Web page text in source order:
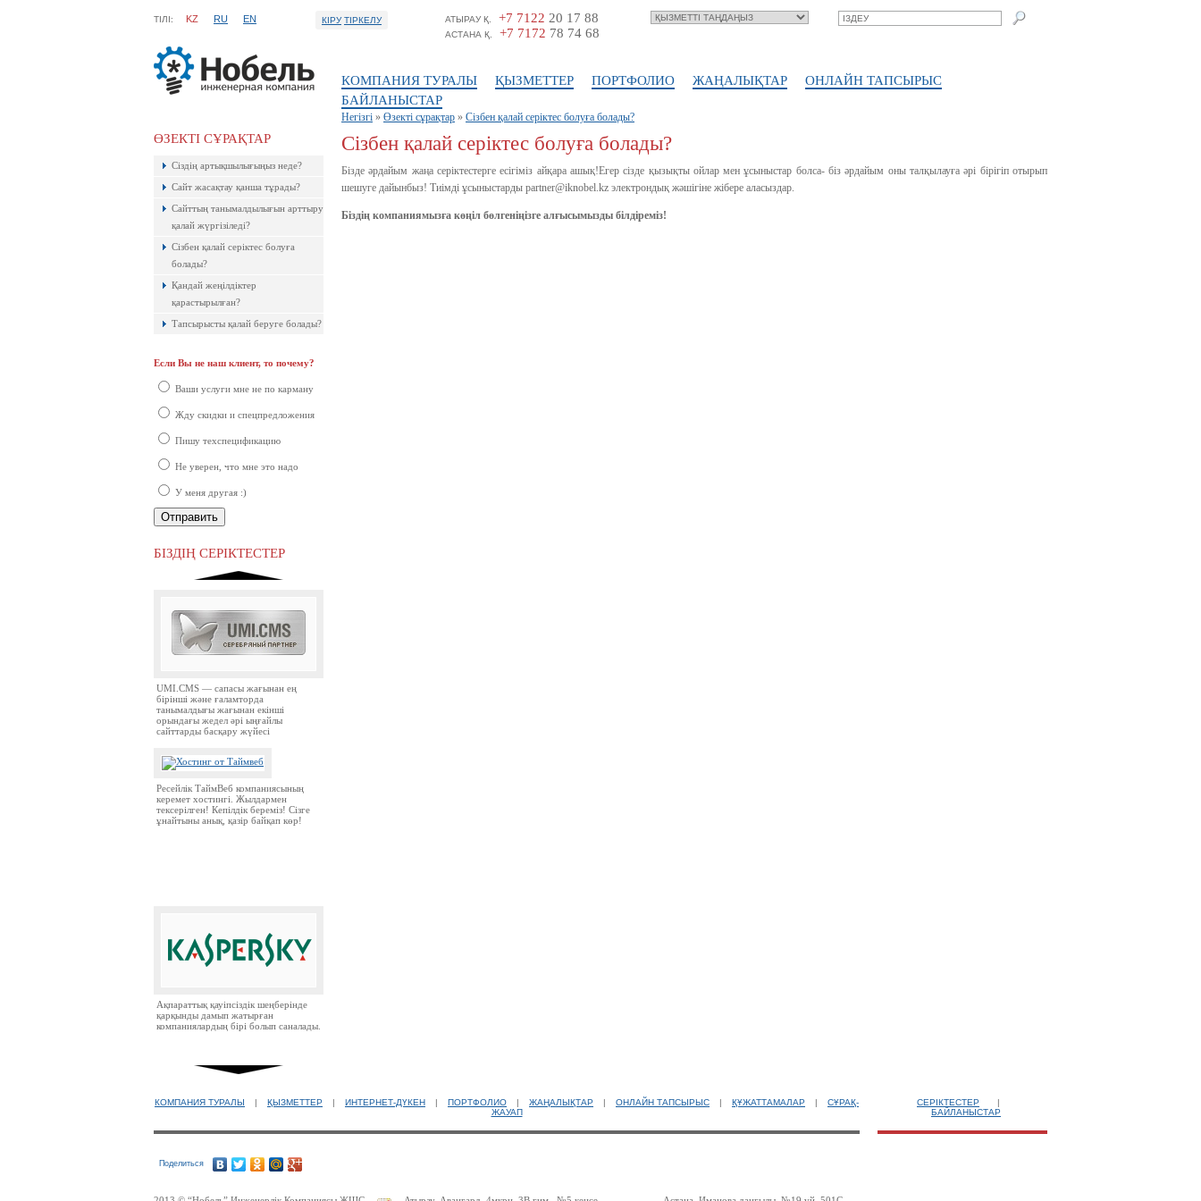
ТIЛI: KZ RU EN КІРУ ТІРКЕЛУ АТЫРАУ Қ. +7 7122 20 17 88
АСТАНА Қ. +7 7172 78 74 68
КОМПАНИЯ ТУРАЛЫ ҚЫЗМЕТТЕР ПОРТФОЛИО ЖАҢАЛЫҚТАР
ОНЛАЙН ТАПСЫРЫС
БАЙЛАНЫСТАР
ӨЗЕКТІ СҰРАҚТАР
Сіздің артықшылығыңыз неде?
Сайт жасақтау қанша тұрады?
Сайттың танымалдылығын арттыру
қалай жүргізіледі?
Сізбен қалай серіктес болуға
болады?
Қандай жеңілдіктер
қарастырылған?
Тапсырысты қалай беруге болады?
Если Вы не наш клиент, то почему?
Ваши услуги мне не по карману
Жду скидки и спецпредложения
Пишу техспецификацию
Не уверен, что мне это надо
У меня другая :)
БІЗДІҢ СЕРІКТЕСТЕР
керемет хостингі. Жылдармен
ұнайтыны анық, қазір байқап көр!
Ақпараттық қауіпсіздік шеңберінде
қарқынды дамып жатырған
компаниялардың бірі болып саналады.
Ресей нарығында бірінші орында
UMI.CMS — сапасы жағынан ең
бірінші және ғаламторда
танымалдығы жағынан екінші
орындағы жедел әрі ыңғайлы
сайттарды басқару жүйесі
Ресейлік ТаймВеб компаниясының
керемет хостингі. Жылдармен
тексерілген! Кепілдік береміз! Сізге
ұнайтыны анық, қазір байқап көр!
Ақпараттық қауіпсіздік шеңберінде
қарқынды дамып жатырған
компаниялардың бірі болып саналады.
Ресей нарығында бірінші орында
тұрған ірі компаниялардың бірі.
Негізгі » Өзекті сұрақтар » Сізбен қалай серіктес болуға болады?
Сізбен қалай серіктес болуға болады?
Бізде әрдайым жаңа серіктестерге есігіміз айқара ашық!Егер сізде қызықты ойлар мен ұсыныстар болса- біз әрдайым оны талқылауға әрі бірігіп отырып
шешуге дайынбыз! Тиімді ұсыныстарды partner@iknobel.kz электрондық жәшігіне жібере аласыздар.
Біздің компаниямызға көңіл бөлгеніңізге алғысымызды білдіреміз!
КОМПАНИЯ ТУРАЛЫ | ҚЫЗМЕТТЕР | ИНТЕРНЕТ-ДҮКЕН | ПОРТФОЛИО | ЖАҢАЛЫҚТАР | ОНЛАЙН ТАПСЫРЫС | ҚҰЖАТТАМАЛАР |
СҰРАҚ-
ЖАУАП
СЕРІКТЕСТЕР
|
БАЙЛАНЫСТАР
Поделиться